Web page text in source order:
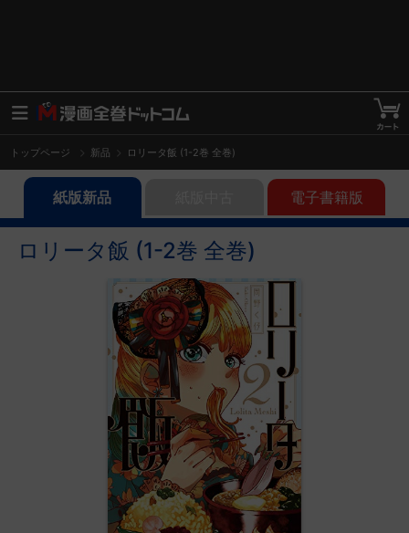
トップページ 新品 ロリータ飯 (1-2巻 全巻)
紙版新品 電子書籍版
ロリータ飯 (1-2巻 全巻)